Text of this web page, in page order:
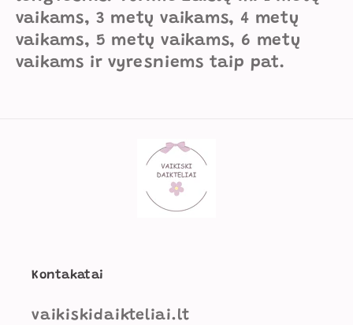
k
c
vaikams, 3 metų vaikams, 4 metų
vaikams, 5 metų vaikams, 6 metų
vaikams ir vyresniems taip pat.
Kontakatai
vaikiskidaikteliai.lt